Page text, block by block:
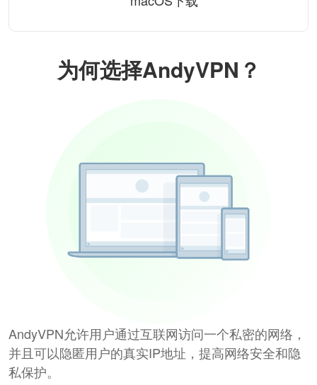
为何选择AndyVPN？
AndyVPN允许用户通过互联网访问一个私密的网络，
并且可以隐匿用户的真实IP地址，提高网络安全和隐
私保护。